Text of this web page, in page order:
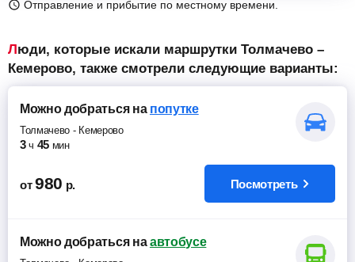
Отправление и прибытие по местному времени.
Люди, которые искали маршрутки Толмачево –
Кемерово, также смотрели следующие варианты:
Можно добратьсяна попутке
Толмачево - Кемерово
3 ч 45 мин
от 980 р. Посмотреть
Можно добратьсяна автобусе